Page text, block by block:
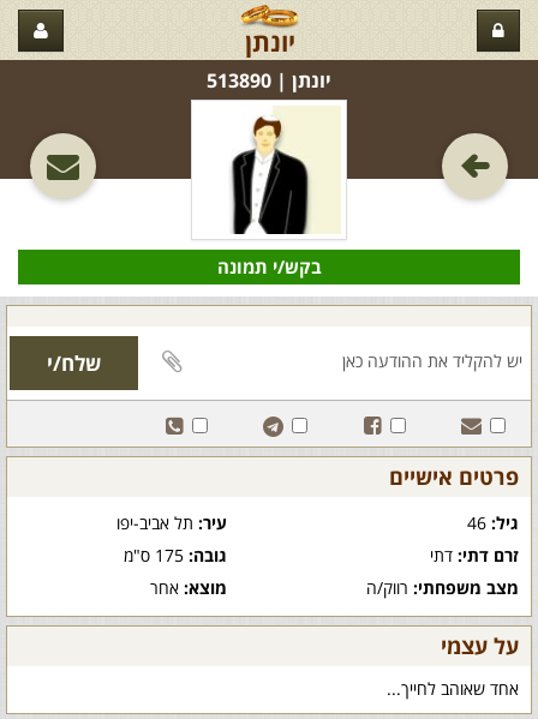
יונתן
יונתן‏ | 513890
בקש/י תמונה
פרטים אישיים
גיל: עיר:תל אביב-יפו
זרם דתי: דתי גובה:175 ס"מ
מצב משפחתי: רווק/ה מוצא:אחר
על עצמי
אחד שאוהב לחייך...